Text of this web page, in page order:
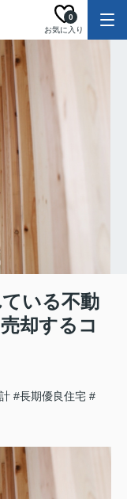
お気に入り
0
ている不動
却するコ
#長期優良住宅 #